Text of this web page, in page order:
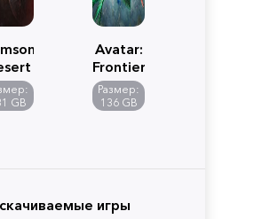
GB
Avatar:
Frontiers
of
Pandora
Размер:
136 GB
игры